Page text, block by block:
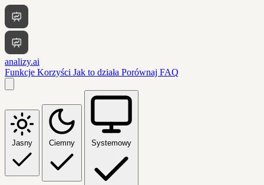
analizy.ai
Funkcje Korzyści Jak to działa Porównaj FAQ
Jasny Ciemny Systemowy